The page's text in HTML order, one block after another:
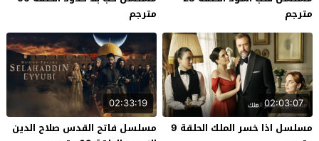
مترجم
مترجم
02:03:07
مسلسل اذا خسر الملك الحلقة 9
02:33:19
مسلسل فاتح القدس صلاح الدين